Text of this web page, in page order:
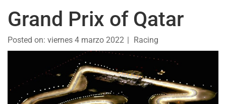
Grand Prix of Qatar
Posted on: viernes 4 marzo 2022 Racing